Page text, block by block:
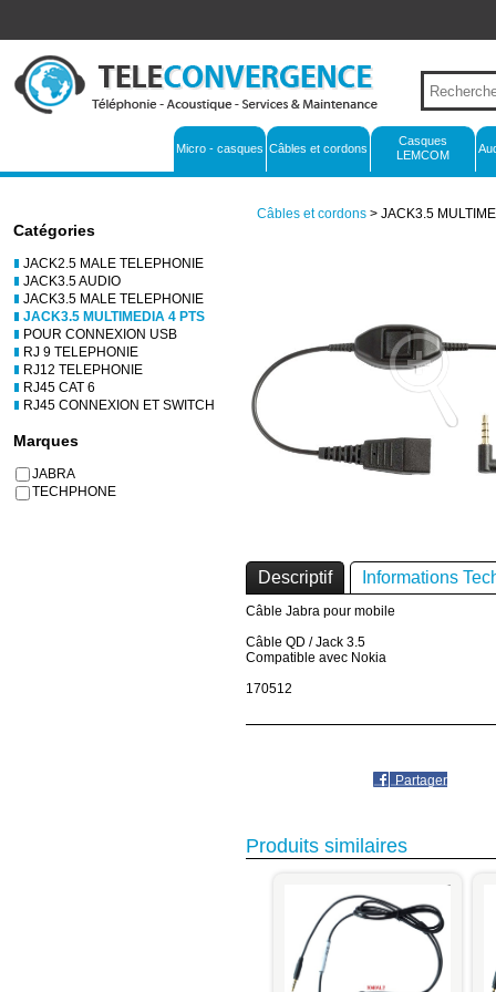
Micro - casques Câbles et cordons
Casques
LEMCOM
Catégories
JACK2.5 MALE TELEPHONIE
JACK3.5 AUDIO
JACK3.5 MALE TELEPHONIE
JACK3.5 MULTIMEDIA 4 PTS
POUR CONNEXION USB
RJ 9 TELEPHONIE
RJ12 TELEPHONIE
RJ45 CAT 6
RJ45 CONNEXION ET SWITCH
Marques
JABRA
TECHPHONE
Câbles et cordons> JACK3.5
Descriptif Informations
Câble Jabra pour mobile
Câble QD / Jack 3.5
Compatible avec Nokia
170512
Partager
Produits similaires